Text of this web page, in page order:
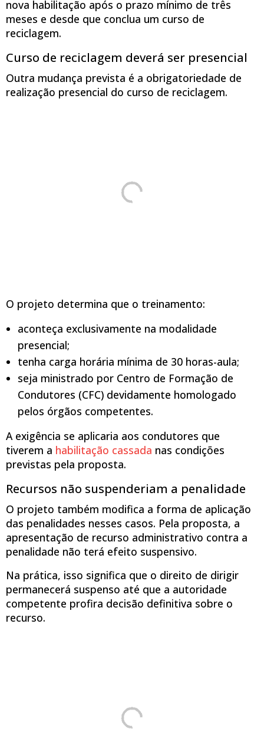
nova habilitação após o prazo mínimo de três
meses e desde que conclua um curso de
reciclagem.
Curso de reciclagem deverá ser presencial
Outra mudança prevista é a obrigatoriedade de
realização presencial do curso de reciclagem.
O projeto determina que o treinamento:
aconteça exclusivamente na modalidade
presencial;
tenha carga horária mínima de 30 horas-aula;
seja ministrado por Centro de Formação de
Condutores (CFC) devidamente homologado
pelos órgãos competentes.
A exigência se aplicaria aos condutores que
tiverem a habilitação cassada nas condições
previstas pela proposta.
Recursos não suspenderiam a penalidade
O projeto também modifica a forma de aplicação
das penalidades nesses casos. Pela proposta, a
apresentação de recurso administrativo contra a
penalidade não terá efeito suspensivo.
Na prática, isso significa que o direito de dirigir
permanecerá suspenso até que a autoridade
competente profira decisão definitiva sobre o
recurso.